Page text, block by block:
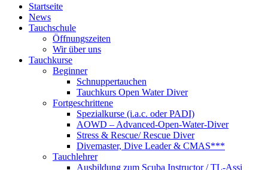
Startseite
News
Tauchschule
Öffnungszeiten
Wir über uns
Tauchkurse
Beginner
Schnuppertauchen
Tauchkurs Open Water Diver
Fortgeschrittene
Spezialkurse (i.a.c. oder PADI)
AOWD – Advanced-Open-Water-Diver
Stress & Rescue/ Rescue Diver
Divemaster, Dive Leader & CMAS***
Tauchlehrer
Ausbildung zum Scuba Instructor / TL-Assi